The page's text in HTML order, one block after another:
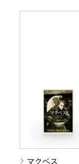
マクベス